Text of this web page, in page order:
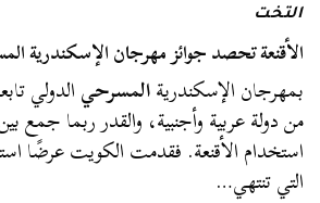
التخت
الأقنعة تحصد جوائز مهرجان الإسكندرية
بمهرجان الإسكندريةالمسرحيالدولي
من دولة عربية وأجنبية، والقدر ربما
استخدام الأقنعة. فقدمت الكويت عرضًا
التي تنتهي…